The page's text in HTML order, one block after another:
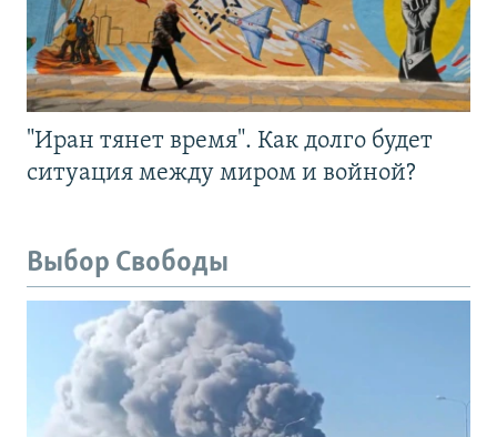
"Иран тянет время". Как долго будет
ситуация между миром и войной?
Выбор Свободы